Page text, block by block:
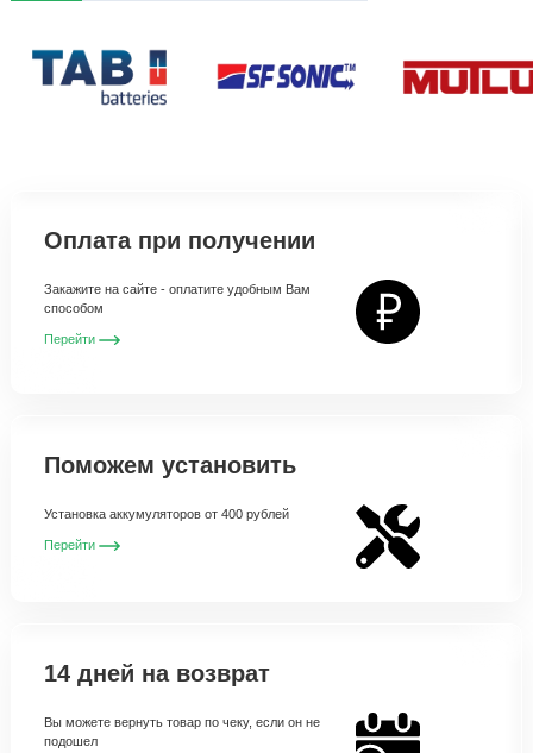
Оплата при получении
Закажите на сайте - оплатите удобным Вам
способом
Перейти
Поможем установить
Установка аккумуляторов от 400 рублей
Перейти
14 дней на возврат
Вы можете вернуть товар по чеку, если он не
подошел